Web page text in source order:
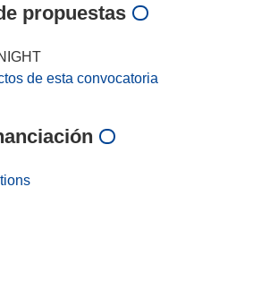
propuestas
de esta convocatoria